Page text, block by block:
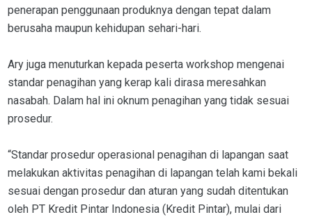
penerapan penggunaan produknya dengan tepat dalam
berusaha maupun kehidupan sehari-hari.
Ary juga menuturkan kepada peserta workshop mengenai
standar penagihan yang kerap kali dirasa meresahkan
nasabah. Dalam hal ini oknum penagihan yang tidak sesuai
prosedur.
“Standar prosedur operasional penagihan di lapangan saat
melakukan aktivitas penagihan di lapangan telah kami bekali
sesuai dengan prosedur dan aturan yang sudah ditentukan
oleh PT Kredit Pintar Indonesia (Kredit Pintar), mulai dari